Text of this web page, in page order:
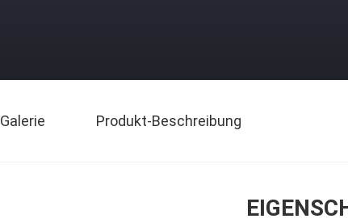
Galerie Produkt-Beschreibung